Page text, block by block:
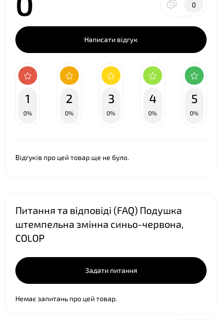
0
Написати відгук
1
0%
2
0%
3
0%
4
0%
5
0%
Відгуків про цей товар ще не було.
Питання та відповіді (FAQ) Подушка
штемпельна змінна синьо-червона,
COLOP
Задати питання
Немає запитань про цей товар.
❤